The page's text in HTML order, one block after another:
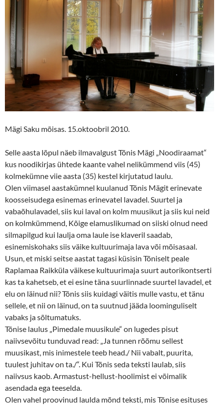
Mägi Saku mõisas. 15.oktoobril 2010.
Selle aasta lõpul näeb ilmavalgust Tõnis Mägi „Noodiraamat“
kus noodikirjas ühtede kaante vahel nelikümmend viis (45)
kolmekümne viie aasta (35) kestel kirjutatud laulu.
Olen viimasel aastakümnel kuulanud Tõnis Mägit erinevate
koosseisudega esinemas erinevatel lavadel. Suurtel ja
vabaõhulavadel, siis kui laval on kolm muusikut ja siis kui neid
on kolmkümmend, Kõige elamuslikumad on siiski olnud need
silmapilgud kui laulja oma laule ise klaveril saadab,
esinemiskohaks siis väike kultuurimaja lava või mõisasaal.
Usun, et miski seitse aastat tagasi küsisin Tõniselt peale
Raplamaa Raikküla väikese kultuurimaja suurt autorikontserti
kas ta kahetseb, et ei esine täna suurlinnade suurtel lavadel, et
elu on läinud nii? Tõnis siis kuidagi väitis mulle vastu, et tänu
sellele, et nii on läinud, on ta suutnud jääda loominguliselt
vabaks ja sõltumatuks.
Tõnise laulus „Pimedale muusikule“ on lugedes pisut
naiivsevõitu tunduvad read: „Ja tunnen rõõmu sellest
muusikast, mis inimestele teeb head./ Nii vabalt, puurita,
tuulest juhitav on ta./“. Kui Tõnis seda teksti laulab, siis
naiivsus kaob. Armastust-hellust-hoolimist ei võimalik
asendada ega teeselda.
Olen vahel proovinud laulda mõnd teksti, mis Tõnise esituses